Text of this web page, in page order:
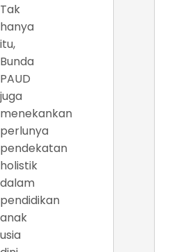
Tak
hanya
itu,
Bunda
PAUD
juga
menekankan
perlunya
pendekatan
holistik
dalam
pendidikan
anak
usia